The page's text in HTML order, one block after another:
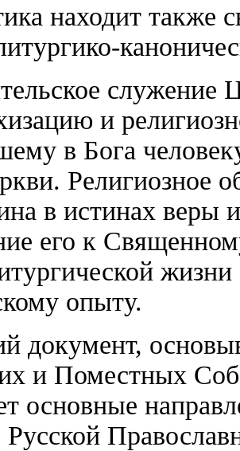
находит также
служение
и
в Бога
Религиозное
в истинах веры
его к
опыту.
документ,
и Поместных
основные